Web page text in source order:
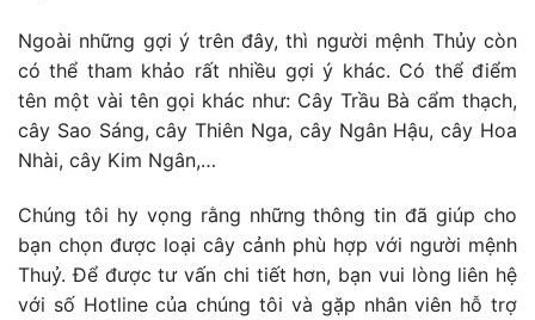
Ngoài những gợi ý trên đây, thì người mệnh Thủy còn
có thể tham khảo rất nhiều gợi ý khác. Có thể điểm
tên một vài tên gọi khác như: Cây Trầu Bà cẩm thạch,
cây Sao Sáng, cây Thiên Nga, cây Ngân Hậu, cây Hoa
Nhài, cây Kim Ngân,…
Chúng tôi hy vọng rằng những thông tin đã giúp cho
bạn chọn được loại cây cảnh phù hợp với người mệnh
Thuỷ. Để được tư vấn chi tiết hơn, bạn vui lòng liên hệ
với số Hotline của chúng tôi và gặp nhân viên hỗ trợ